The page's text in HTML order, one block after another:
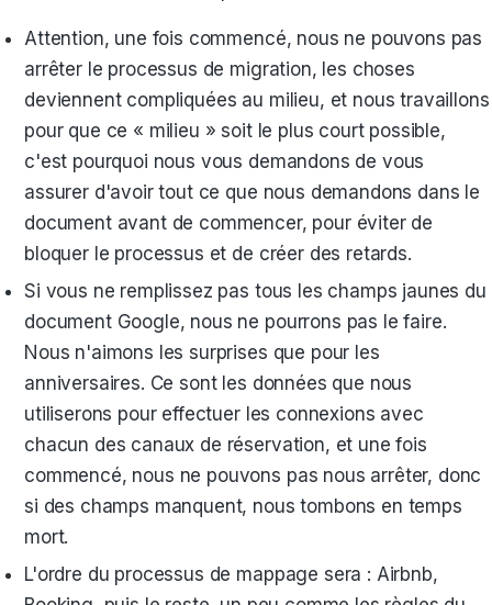
Attention, une fois commencé, nous ne pouvons pas
arrêter le processus de migration, les choses
deviennent compliquées au milieu, et nous travaillons
pour que ce « milieu » soit le plus court possible,
c'est pourquoi nous vous demandons de vous
assurer d'avoir tout ce que nous demandons dans le
document avant de commencer, pour éviter de
bloquer le processus et de créer des retards.
Si vous ne remplissez pas tous les champs jaunes du
document Google, nous ne pourrons pas le faire.
Nous n'aimons les surprises que pour les
anniversaires. Ce sont les données que nous
utiliserons pour effectuer les connexions avec
chacun des canaux de réservation, et une fois
commencé, nous ne pouvons pas nous arrêter, donc
si des champs manquent, nous tombons en temps
mort.
L'ordre du processus de mappage sera : Airbnb,